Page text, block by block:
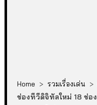
Home > รวมเรื่องเด่น >
ช่องทีวีดิจิทัลใหม่ 18 ช่อ